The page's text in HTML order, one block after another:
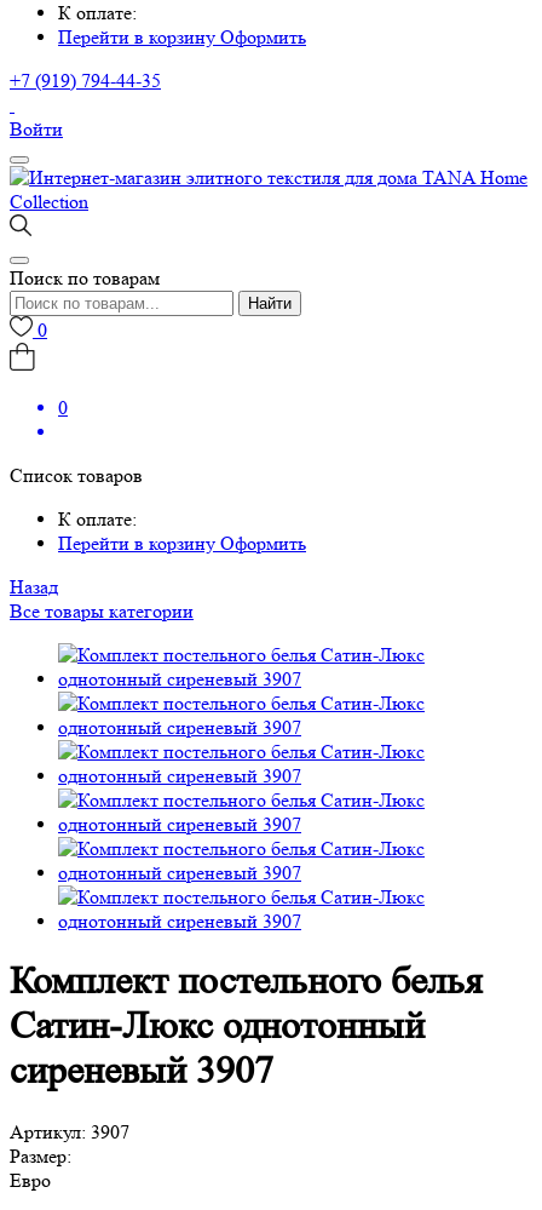
К оплате:
Перейти в корзину Оформить
+7 (919) 794-44-35
Войти
Поиск по товарам
Найти
0
0
Список товаров
К оплате:
Перейти в корзину Оформить
Назад
Все товары категории
Комплект постельного белья
Сатин-Люкс однотонный
сиреневый 3907
Артикул: 3907
Размер:
Евро